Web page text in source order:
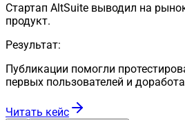
Стартап AltSuite выводил на
продукт.
Результат:
Публикации помогли
первых пользователей и
Читать кейс